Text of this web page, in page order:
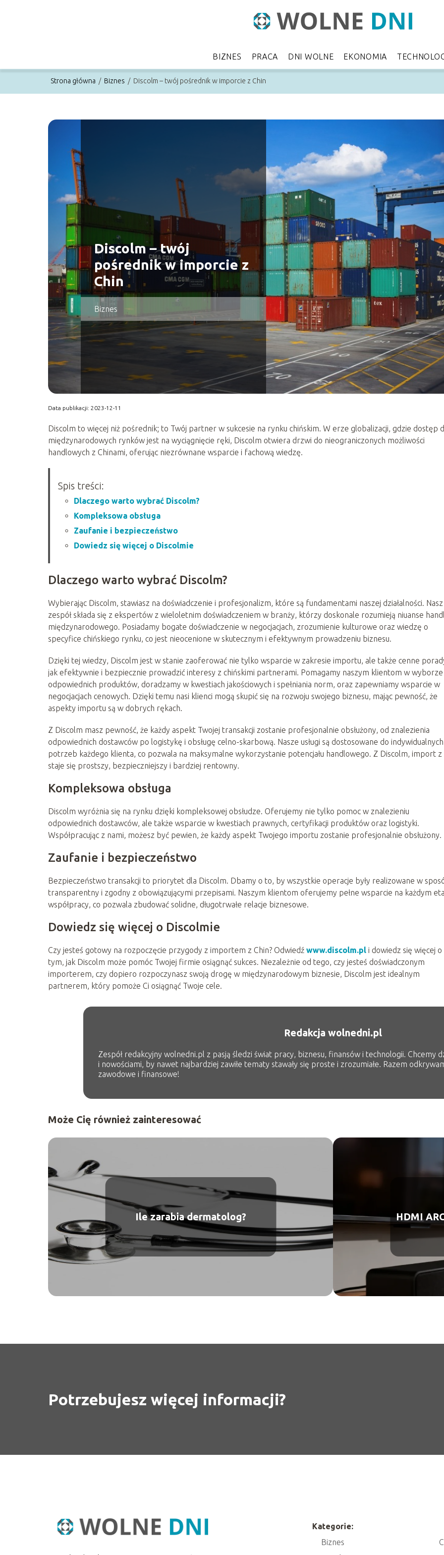
BIZNES PRACA DNI WOLNE EKONOMIA
Strona główna / Biznes / Discolm – twój pośrednik w imporcie z Chin
Discolm – twój
pośrednik w imporcie z
Chin
Biznes
Data publikacji: 2023-12-11
Discolm to więcej niż pośrednik; to Twój partner w sukcesie na rynku chińskim. W erze globalizacji, gdzie dostęp
międzynarodowych rynków jest na wyciągnięcie ręki, Discolm otwiera drzwi do nieograniczonych możliwości
handlowych z Chinami, oferując niezrównane wsparcie i fachową wiedzę.
Spis treści:
Dlaczego warto wybrać Discolm?
Kompleksowa obsługa
Zaufanie i bezpieczeństwo
Dowiedz się więcej o Discolmie
Dlaczego warto wybrać Discolm?
Wybierając Discolm, stawiasz na doświadczenie i profesjonalizm, które są fundamentami naszej działalności. Nasz
zespół składa się z ekspertów z wieloletnim doświadczeniem w branży, którzy doskonale rozumieją niuanse
międzynarodowego. Posiadamy bogate doświadczenie w negocjacjach, zrozumienie kulturowe oraz wiedzę o
specyfice chińskiego rynku, co jest nieocenione w skutecznym i efektywnym prowadzeniu biznesu.
Dzięki tej wiedzy, Discolm jest w stanie zaoferować nie tylko wsparcie w zakresie importu, ale także cenne
jak efektywnie i bezpiecznie prowadzić interesy z chińskimi partnerami. Pomagamy naszym klientom w wyborze
odpowiednich produktów, doradzamy w kwestiach jakościowych i spełniania norm, oraz zapewniamy wsparcie w
negocjacjach cenowych. Dzięki temu nasi klienci mogą skupić się na rozwoju swojego biznesu, mając pewność, że
aspekty importu są w dobrych rękach.
Z Discolm masz pewność, że każdy aspekt Twojej transakcji zostanie profesjonalnie obsłużony, od znalezienia
odpowiednich dostawców po logistykę i obsługę celno-skarbową. Nasze usługi są dostosowane do indywidualnych
potrzeb każdego klienta, co pozwala na maksymalne wykorzystanie potencjału handlowego. Z Discolm, import z
staje się prostszy, bezpieczniejszy i bardziej rentowny.
Kompleksowa obsługa
Discolm wyróżnia się na rynku dzięki kompleksowej obsłudze. Oferujemy nie tylko pomoc w znalezieniu
odpowiednich dostawców, ale także wsparcie w kwestiach prawnych, certyfikacji produktów oraz logistyki.
Współpracując z nami, możesz być pewien, że każdy aspekt Twojego importu zostanie profesjonalnie obsłużony.
Zaufanie i bezpieczeństwo
Bezpieczeństwo transakcji to priorytet dla Discolm. Dbamy o to, by wszystkie operacje były realizowane w
transparentny i zgodny z obowiązującymi przepisami. Naszym klientom oferujemy pełne wsparcie na każdym
współpracy, co pozwala zbudować solidne, długotrwałe relacje biznesowe.
Dowiedz się więcej o Discolmie
Czy jesteś gotowy na rozpoczęcie przygody z importem z Chin? Odwiedź www.discolm.pl i dowiedz się więcej o
tym, jak Discolm może pomóc Twojej firmie osiągnąć sukces. Niezależnie od tego, czy jesteś doświadczonym
importerem, czy dopiero rozpoczynasz swoją drogę w międzynarodowym biznesie, Discolm jest idealnym
partnerem, który pomoże Ci osiągnąć Twoje cele.
Redakcja wolnedni.pl
Zespół redakcyjny wolnedni.pl z pasją śledzi świat pracy, biznesu, finansów i technologii. Chcemy
i nowościami, by nawet najbardziej zawiłe tematy stawały się proste i zrozumiałe. Razem
zawodowe i finansowe!
Może Cię również zainteresować
Ile zarabia dermatolog? HDMI
Potrzebujesz więcej informacji?
Kategorie:
Biznes